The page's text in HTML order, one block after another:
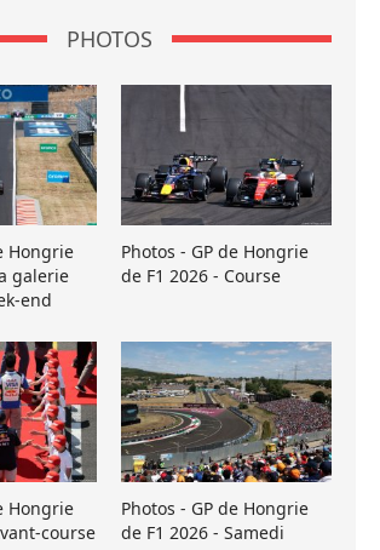
PHOTOS
Hongrie
galerie
end
Photos - GP de Hongrie
de F1 2026 - Course
Hongrie
course
Photos - GP de Hongrie
de F1 2026 - Samedi